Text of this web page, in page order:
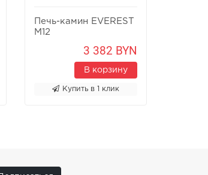
Печь-камин EVEREST
M12
3 382 BYN
В корзину
Купить в 1 клик